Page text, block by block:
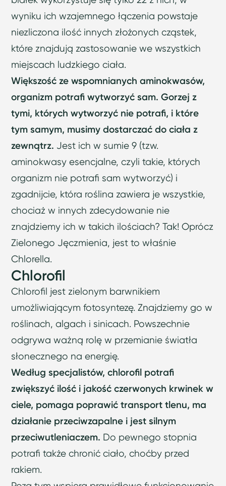
wyniku ich wzajemnego łączenia powstaje
niezliczona ilość innych złożonych cząstek,
które znajdują zastosowanie we wszystkich
miejscach ludzkiego ciała.
Większość ze wspomnianych aminokwasów,
organizm potrafi wytworzyć sam. Gorzej z
tymi, których wytworzyć nie potrafi, i które
tym samym, musimy dostarczać do ciała z
zewnątrz. Jest ich w sumie 9 (tzw.
aminokwasy esencjalne, czyli takie, których
organizm nie potrafi sam wytworzyć) i
zgadnijcie, która roślina zawiera je wszystkie,
chociaż w innych zdecydowanie nie
znajdziemy ich w takich ilościach? Tak! Oprócz
Zielonego Jęczmienia, jest to właśnie
Chlorella.
Chlorofil
Chlorofil jest zielonym barwnikiem
umożliwiającym fotosyntezę. Znajdziemy go w
roślinach, algach i sinicach. Powszechnie
odgrywa ważną rolę w przemianie światła
słonecznego na energię.
Według specjalistów, chlorofil potrafi
zwiększyć ilość i jakość czerwonych krwinek w
ciele, pomaga poprawić transport tlenu, ma
działanie przeciwzapalne i jest silnym
przeciwutleniaczem. Do pewnego stopnia
potrafi także chronić ciało, choćby przed
rakiem.